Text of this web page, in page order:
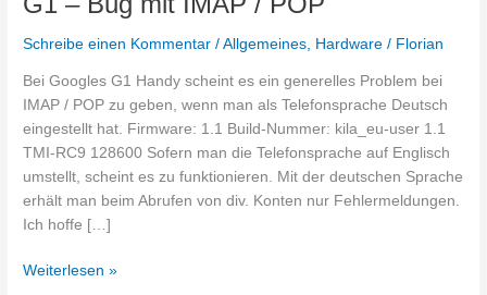
Schreibe einen Kommentar /Allgemeines Hardware / Florian
Bei Googles G1 Handy scheint es ein generelles Problem bei
IMAP / POP zu geben, wenn man als Telefonsprache Deutsch
eingestellt hat. Firmware: 1.1 Build-Nummer: kila_eu-user 1.1
TMI-RC9 128600 Sofern man die Telefonsprache auf Englisch
umstellt, scheint es zu funktionieren. Mit der deutschen Sprache
erhält man beim Abrufen von div. Konten nur Fehlermeldungen.
Ich hoffe […]
G1
Weiterlesen »